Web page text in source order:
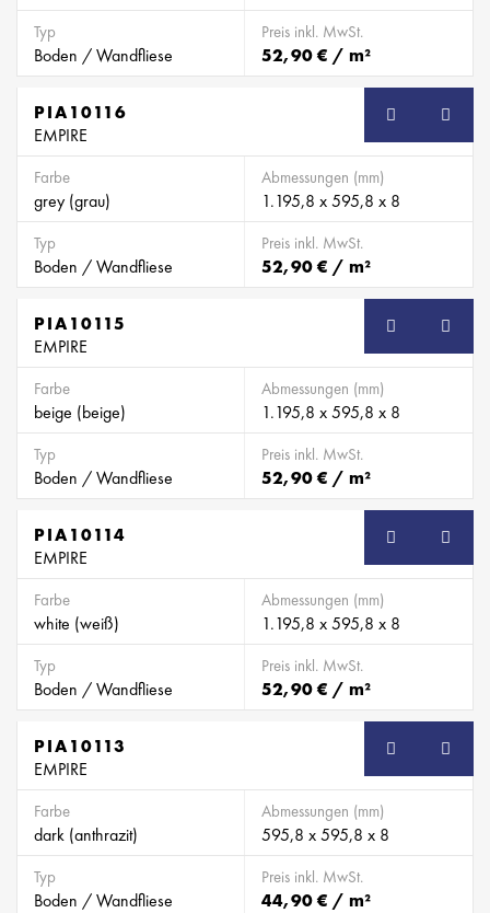
Typ
Boden / Wandfliese
Preis inkl. MwSt.
52,90 € / m²
PIA10116
EMPIRE
Farbe
grey (grau)
Abmessungen (mm)
1.195,8 x 595,8 x 8
Typ
Boden / Wandfliese
Preis inkl. MwSt.
52,90 € / m²
PIA10115
EMPIRE
Farbe
beige (beige)
Abmessungen (mm)
1.195,8 x 595,8 x 8
Typ
Boden / Wandfliese
Preis inkl. MwSt.
52,90 € / m²
PIA10114
EMPIRE
Farbe
white (weiß)
Abmessungen (mm)
1.195,8 x 595,8 x 8
Typ
Boden / Wandfliese
Preis inkl. MwSt.
52,90 € / m²
PIA10113
EMPIRE
Farbe
dark (anthrazit)
Abmessungen (mm)
595,8 x 595,8 x 8
Typ
Boden / Wandfliese
Preis inkl. MwSt.
44,90 € / m²